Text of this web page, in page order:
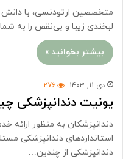
متخصصین ارتودنسی، با
لبخندی زیبا و بی‌نقص را به
بیشتر بخوانید »
دی 11, 1403 276
یونیت دندانپزشکی
دندانپزشکان به منظور ارائه
استانداردهای دندانپزشکی
دندانپزشکی از چندین…